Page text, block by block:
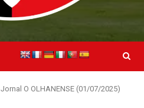
Jornal O OLHANENSE (01/07/2025)